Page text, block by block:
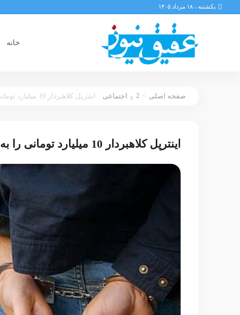
یکشنبه ، ۱۸ مرداد ۱۴۰۵
خانه
صفحه اصلی >
2 و اجتماعی : اینترپل کلاهبردار 10 میلیارد تومانی را به ایران تحویل داد
اینترپل کلاهبردار 10 میلیارد تومانی را به ایران تحویل داد